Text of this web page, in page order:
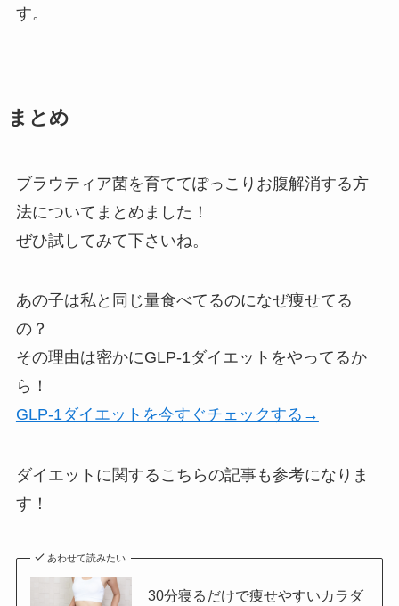
す。
まとめ
ブラウティア菌を育ててぽっこりお腹解消する方
法についてまとめました！
ぜひ試してみて下さいね。
あの子は私と同じ量食べてるのになぜ痩せてる
の？
その理由は密かにGLP-1ダイエットをやってるか
ら！
GLP-1ダイエットを今すぐチェックする→
ダイエットに関するこちらの記事も参考になりま
す！
あわせて読みたい
30分寝るだけで痩せやすいカラダ